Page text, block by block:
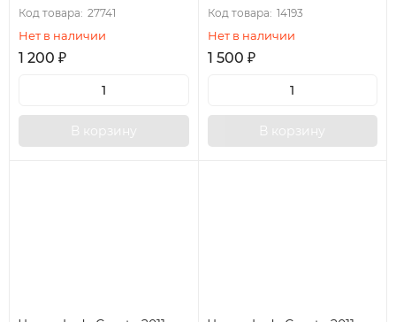
Код товара: 27741
Нет в наличии
1 200 ₽
В корзину
Код товара: 14193
Нет в наличии
1 500 ₽
В корзину